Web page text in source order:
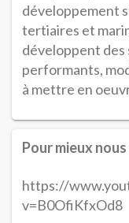
développement
tertiaires et
développent
performants,
à mettre en
Pour mieux
https://
v=B0OfiKfxOd8